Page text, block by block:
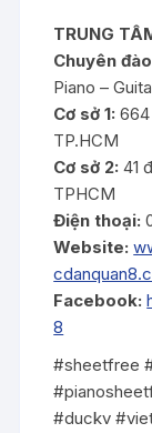
TRUNG
Chuyên
Piano –
Cơ sở 1: 664
TP.HCM
Cơ sở 2: 41
TPHCM
Điện thoại:
Website:
Facebook:
8
#sheetfree
#duckv